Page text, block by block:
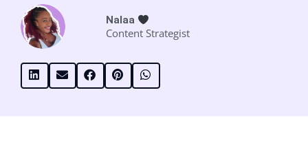
Nalaa
Content Strategist